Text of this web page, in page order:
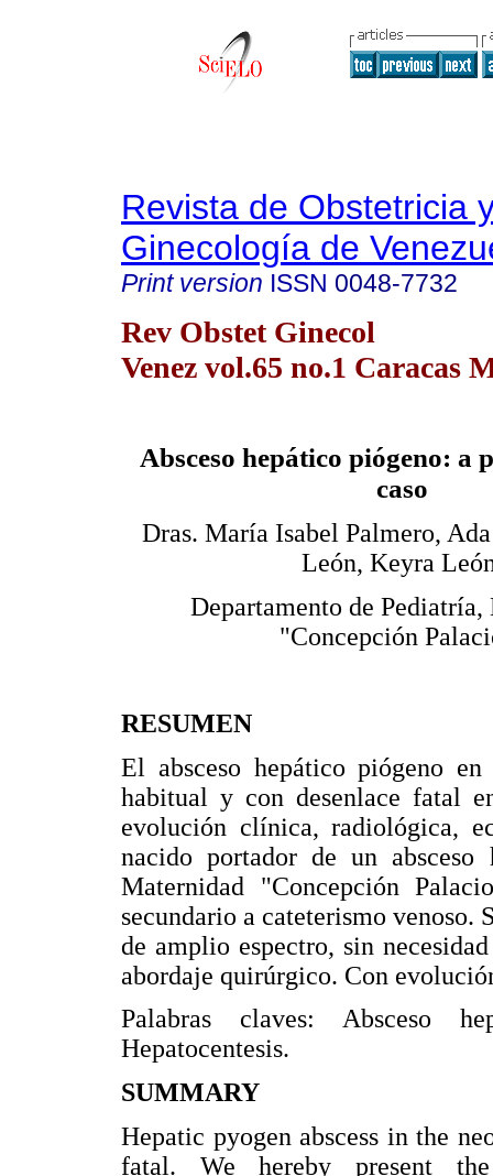
Revista de Obstetricia
Ginecología de
Print version ISSN 0048-7732
Rev Obstet Ginecol
Venez vol.65 no.1 Caracas
Absceso hepático piógeno: a
caso
Dras. María Isabel Palmero,
León, Keyra
Departamento de
"Concepción
RESUMEN
El absceso hepático piógeno
habitual y con desenlace fatal
evolución clínica, radiológica,
nacido portador de un
Maternidad "Concepción
secundario a cateterismo
de amplio espectro, sin
abordaje quirúrgico. Con
Palabras claves: Absceso
Hepatocentesis.
SUMMARY
Hepatic pyogen abscess in the
fatal. We hereby present